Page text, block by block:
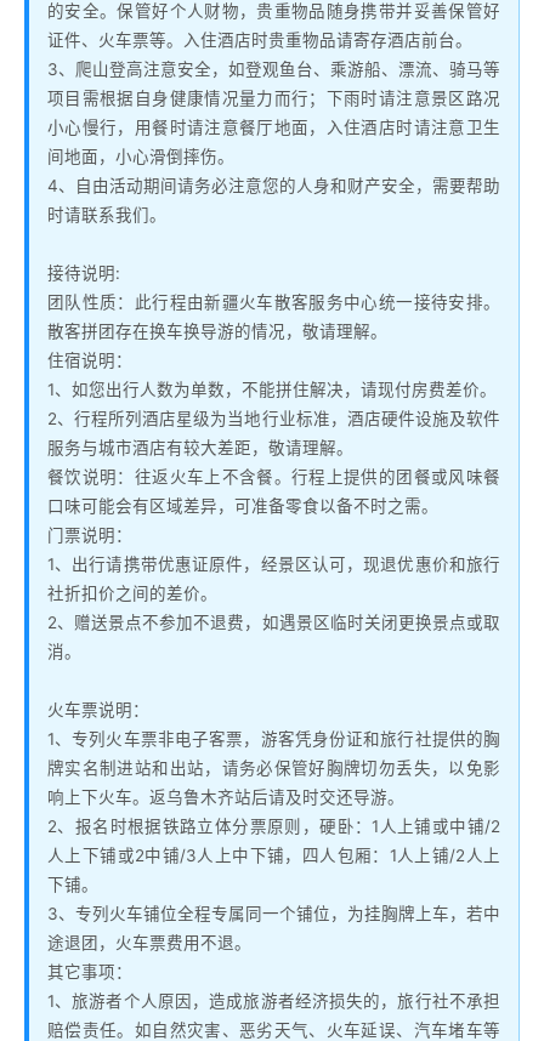
的安全。保管好个人财物，贵重物品随身携带并妥善保管好
证件、火车票等。入住酒店时贵重物品请寄存酒店前台。
3、爬山登高注意安全，如登观鱼台、乘游船、漂流、骑马等
项目需根据自身健康情况量力而行；下雨时请注意景区路况
小心慢行，用餐时请注意餐厅地面，入住酒店时请注意卫生
间地面，小心滑倒摔伤。
4、自由活动期间请务必注意您的人身和财产安全，需要帮助
时请联系我们。
接待说明:
团队性质：此行程由新疆火车散客服务中心统一接待安排。
散客拼团存在换车换导游的情况，敬请理解。
住宿说明：
1、如您出行人数为单数，不能拼住解决，请现付房费差价。
2、行程所列酒店星级为当地行业标准，酒店硬件设施及软件
服务与城市酒店有较大差距，敬请理解。
餐饮说明：往返火车上不含餐。行程上提供的团餐或风味餐
口味可能会有区域差异，可准备零食以备不时之需。
门票说明：
1、出行请携带优惠证原件，经景区认可，现退优惠价和旅行
社折扣价之间的差价。
2、赠送景点不参加不退费，如遇景区临时关闭更换景点或取
消。
火车票说明：
1、专列火车票非电子客票，游客凭身份证和旅行社提供的胸
牌实名制进站和出站，请务必保管好胸牌切勿丢失，以免影
响上下火车。返乌鲁木齐站后请及时交还导游。
2、报名时根据铁路立体分票原则，硬卧：1人上铺或中铺/2
人上下铺或2中铺/3人上中下铺，四人包厢：1人上铺/2人上
下铺。
3、专列火车铺位全程专属同一个铺位，为挂胸牌上车，若中
途退团，火车票费用不退。
其它事项：
1、旅游者个人原因，造成旅游者经济损失的，旅行社不承担
赔偿责任。如自然灾害、恶劣天气、火车延误、汽车堵车等